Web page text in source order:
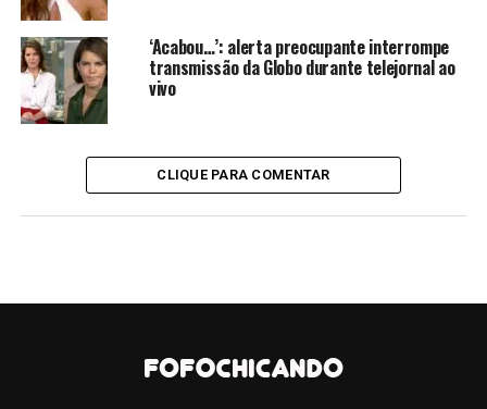
afirmou que a loira é o máximo.
disse.
CONTINUE LENDO
‘Acabou…’: alerta preocupante interrompe
transmissão da Globo durante telejornal ao
vivo
CLIQUE PARA COMENTAR